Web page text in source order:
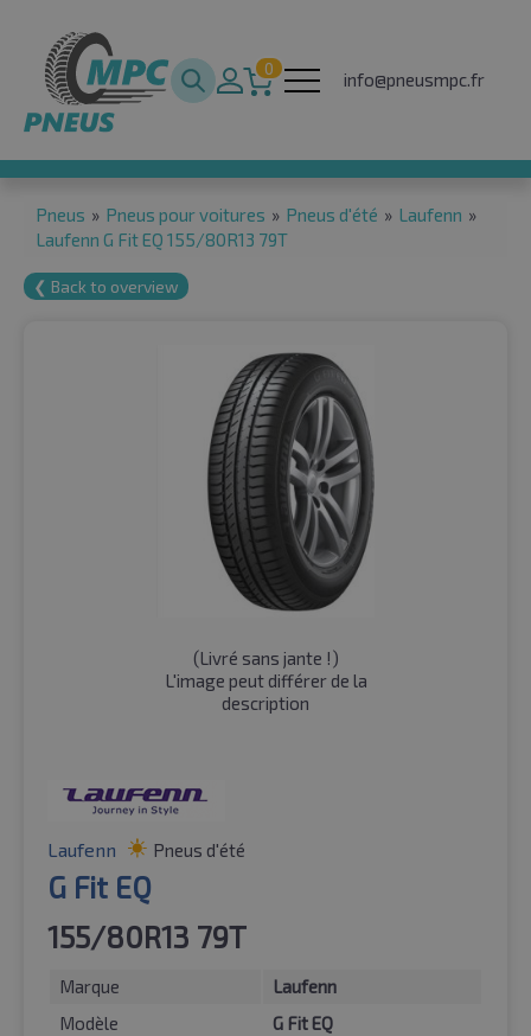
0
info@pneusmpc.fr
Pneus » Pneus pour voitures » Pneus d'été » Laufenn »
Laufenn G Fit EQ 155/80R13 79T
❮ Back to overview
(Livré sans jante !)
L'image peut différer de la
description
Laufenn Pneus d'été
G Fit EQ
155/80R13 79T
Marque
Laufenn
Modèle
G Fit EQ